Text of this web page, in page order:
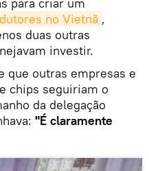
no Vietnã ,
duas outras
investir.
que outras empresas e
chips seguiriam o
da delegação
"É claramente